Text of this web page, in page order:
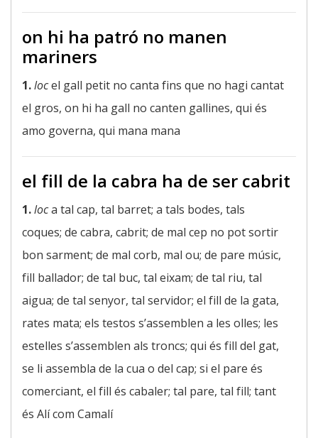
on hi ha patró no manen
mariners
1.locel gall petit no canta fins que no hagi cantat
el gros, on hi ha gall no canten gallines, qui és
amo governa, qui mana mana
el fill de la cabra ha de ser cabrit
1.loca tal cap, tal barret; a tals bodes, tals
coques; de cabra, cabrit; de mal cep no pot sortir
bon sarment; de mal corb, mal ou; de pare músic,
fill ballador; de tal buc, tal eixam; de tal riu, tal
aigua; de tal senyor, tal servidor; el fill de la gata,
rates mata; els testos s’assemblen a les olles; les
estelles s’assemblen als troncs; qui és fill del gat,
se li assembla de la cua o del cap; si el pare és
comerciant, el fill és cabaler; tal pare, tal fill; tant
és Alí com Camalí